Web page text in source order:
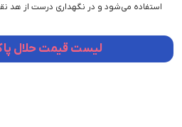
استفاده می‌شود و در نگهداری درست از هد
لیست قیمت حلال